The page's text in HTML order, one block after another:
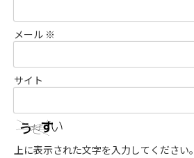
メール ※
サイト
上に表示された文字を入力してください。